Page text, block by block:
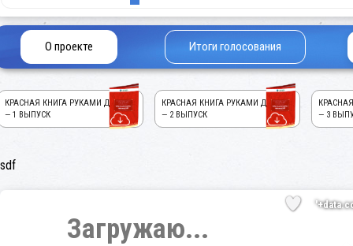
О проекте Итоги голосования
КРАСНАЯ КНИГА РУКАМИ ДЕТЕЙ!
— 1 ВЫПУСК
КРАСНАЯ КНИГА РУКАМИ ДЕТЕЙ!
— 2 ВЫПУСК
— 3
sdf
Загружаю...